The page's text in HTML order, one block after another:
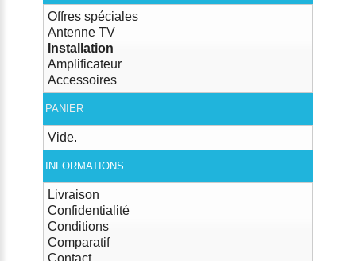
Offres spéciales
Antenne TV
Installation
Amplificateur
Accessoires
PANIER
Vide.
INFORMATIONS
Livraison
Confidentialité
Conditions
Comparatif